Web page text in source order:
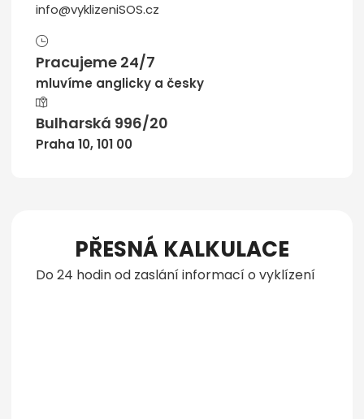
info@vyklizeniSOS.cz
Pracujeme 24/7
mluvíme anglicky a česky
Bulharská 996/20
Praha 10, 101 00
PŘESNÁ KALKULACE
Do 24 hodin od zaslání informací o vyklízení